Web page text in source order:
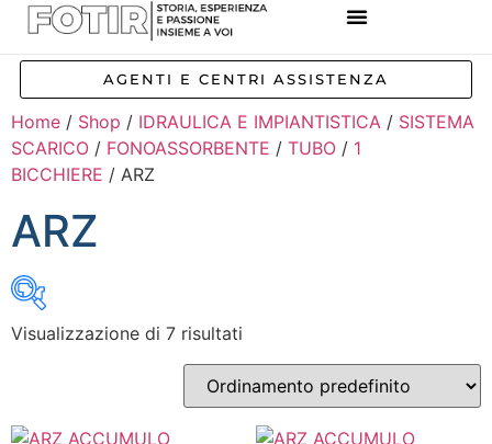
AGENTI E CENTRI ASSISTENZA
Home / Shop / IDRAULICA E IMPIANTISTICA / SISTEMA
SCARICO / FONOASSORBENTE / TUBO / 1
BICCHIERE / ARZ
ARZ
Inizia a digitare per attivare la ricerca
Visualizzazione di 7 risultati